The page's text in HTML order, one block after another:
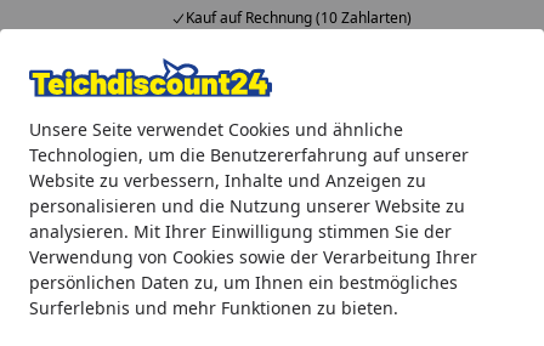
Unsere Seite verwendet Cookies und ähnliche
Technologien, um die Benutzererfahrung auf unserer
Website zu verbessern, Inhalte und Anzeigen zu
personalisieren und die Nutzung unserer Website zu
analysieren. Mit Ihrer Einwilligung stimmen Sie der
Verwendung von Cookies sowie der Verarbeitung Ihrer
persönlichen Daten zu, um Ihnen ein bestmögliches
Surferlebnis und mehr Funktionen zu bieten.
Kauf auf Rechnung (10 Zahlarten)
Alle Produkte
Mein Konto
Suchen
Startseite
Oase Ersatzpumpengehäuse für AquaMax Eco Premium
Oase Ersatzpumpengehäuse für
AquaMax Eco Premium 12000
(17969)